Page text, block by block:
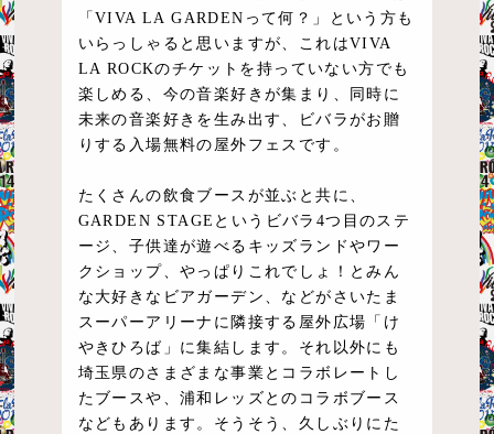
「VIVA LA GARDENって何？」という方も
いらっしゃると思いますが、これはVIVA
LA ROCKのチケットを持っていない方でも
楽しめる、今の音楽好きが集まり、同時に
未来の音楽好きを生み出す、ビバラがお贈
りする入場無料の屋外フェスです。
たくさんの飲食ブースが並ぶと共に、
GARDEN STAGEというビバラ4つ目のステ
ージ、子供達が遊べるキッズランドやワー
クショップ、やっぱりこれでしょ！とみん
な大好きなビアガーデン、などがさいたま
スーパーアリーナに隣接する屋外広場「け
やきひろば」に集結します。それ以外にも
埼玉県のさまざまな事業とコラボレートし
たブースや、浦和レッズとのコラボブース
などもあります。そうそう、久しぶりにた